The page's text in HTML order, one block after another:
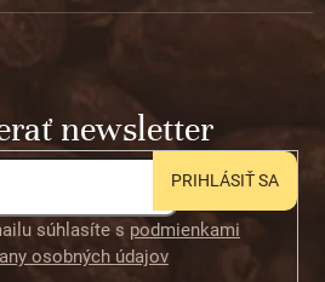
newsletter
súhlasíte s podmienkami
osobných údajov
PRIHLÁSIŤ SA